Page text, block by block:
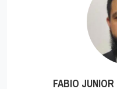
FABIO